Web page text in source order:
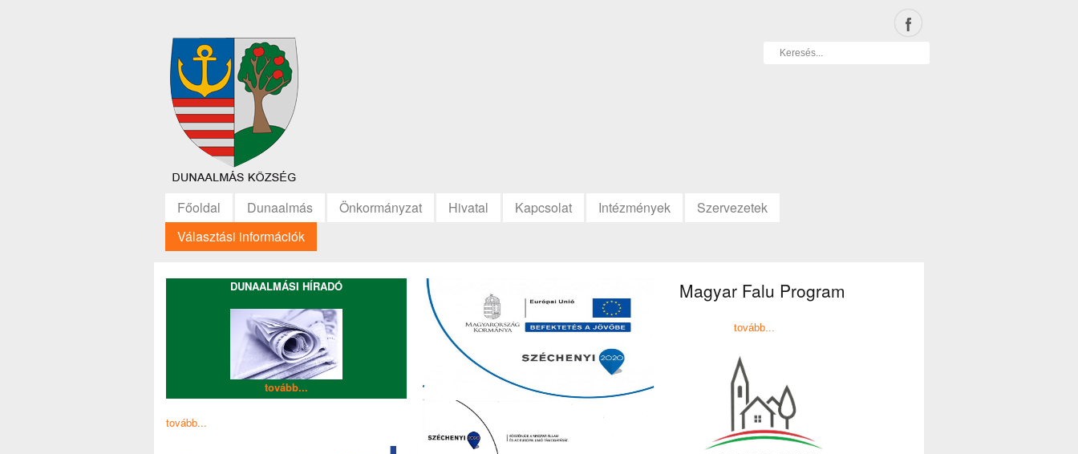
Főoldal Dunaalmás Önkormányzat Hivatal Kapcsolat Intézmények
Szervezetek
Választási információk
DUNAALMÁSI HÍRADÓ
tovább...
tovább...
Magyar Falu Program
tovább...